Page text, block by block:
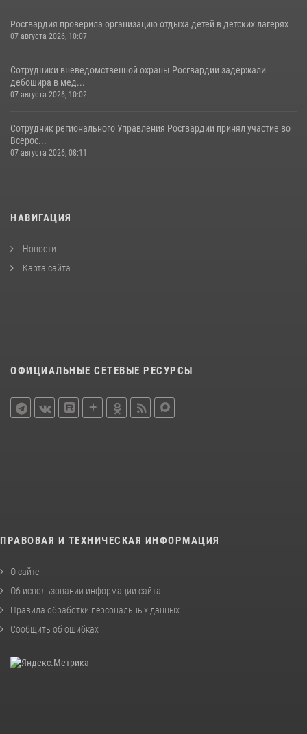
Росгвардия проверила организацию отдыха детей в детских лагерях
07 августа 2026, 10:07
Сотрудники вневедомственной охраны Росгвардии задержали
дебошира в мед...
07 августа 2026, 10:02
Сотрудник регионального Управления Росгвардии принял участие во
Всерос...
07 августа 2026, 08:11
НАВИГАЦИЯ
Новости
Карта сайта
ОФИЦИАЛЬНЫЕ СЕТЕВЫЕ РЕСУРСЫ
ПРАВОВАЯ И ТЕХНИЧЕСКАЯ ИНФОРМАЦИЯ
О сайте
Об использовании информации сайта
Правила обработки персональных данных
Сообщить об ошибках